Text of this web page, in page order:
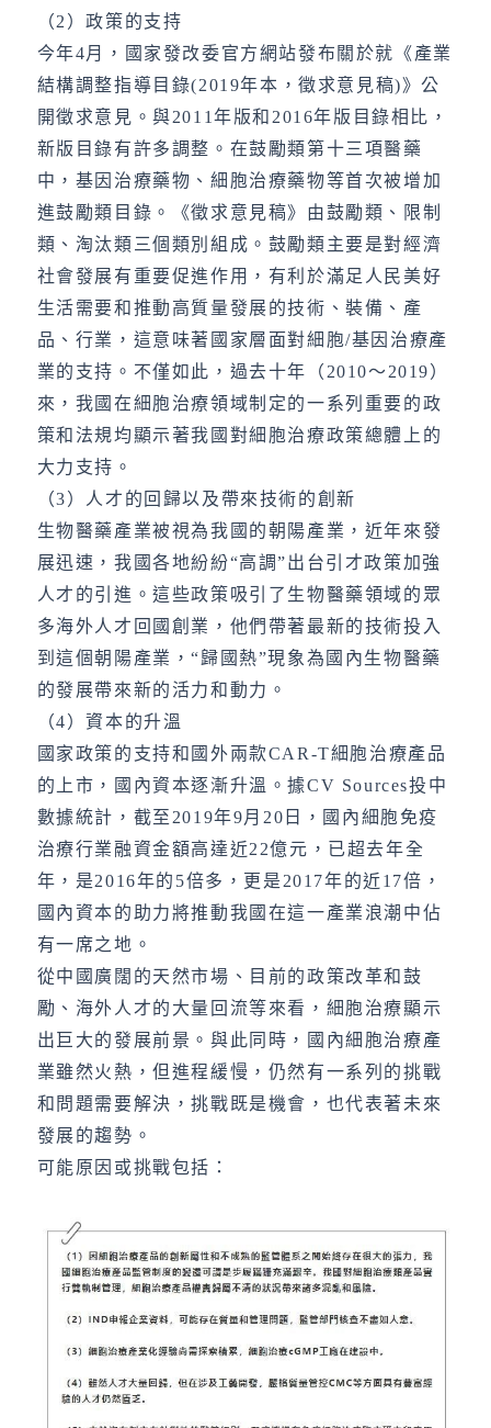
（2）政策的支持
今年4月，國家發改委官方網站發布關於就《產業
結構調整指導目錄(2019年本，徵求意見稿)》公
開徵求意見。與2011年版和2016年版目錄相比，
新版目錄有許多調整。在鼓勵類第十三項醫藥
中，基因治療藥物、細胞治療藥物等首次被增加
進鼓勵類目錄。《徵求意見稿》由鼓勵類、限制
類、淘汰類三個類別組成。鼓勵類主要是對經濟
社會發展有重要促進作用，有利於滿足人民美好
生活需要和推動高質量發展的技術、裝備、產
品、行業，這意味著國家層面對細胞/基因治療產
業的支持。不僅如此，過去十年（2010～2019）
來，我國在細胞治療領域制定的一系列重要的政
策和法規均顯示著我國對細胞治療政策總體上的
大力支持。
（3）人才的回歸以及帶來技術的創新
生物醫藥產業被視為我國的朝陽產業，近年來發
展迅速，我國各地紛紛“高調”出台引才政策加強
人才的引進。這些政策吸引了生物醫藥領域的眾
多海外人才回國創業，他們帶著最新的技術投入
到這個朝陽產業，“歸國熱”現象為國內生物醫藥
的發展帶來新的活力和動力。
（4）資本的升溫
國家政策的支持和國外兩款CAR-T細胞治療產品
的上市，國內資本逐漸升溫。據CV Sources投中
數據統計，截至2019年9月20日，國內細胞免疫
治療行業融資金額高達近22億元，已超去年全
年，是2016年的5倍多，更是2017年的近17倍，
國內資本的助力將推動我國在這一產業浪潮中佔
有一席之地。
從中國廣闊的天然市場、目前的政策改革和鼓
勵、海外人才的大量回流等來看，細胞治療顯示
出巨大的發展前景。與此同時，國內細胞治療產
業雖然火熱，但進程緩慢，仍然有一系列的挑戰
和問題需要解決，挑戰既是機會，也代表著未來
發展的趨勢。
可能原因或挑戰包括：